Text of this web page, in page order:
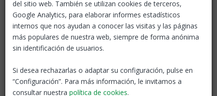
del sitio web. También se utilizan cookies de terceros,
Google Analytics, para elaborar informes estadísticos
internos que nos ayudan a conocer las visitas y las páginas
más populares de nuestra web, siempre de forma anónima
sin identificación de usuarios.
Si desea rechazarlas o adaptar su configuración, pulse en
“Configuración”. Para más información, le invitamos a
consultar nuestra política de cookies.